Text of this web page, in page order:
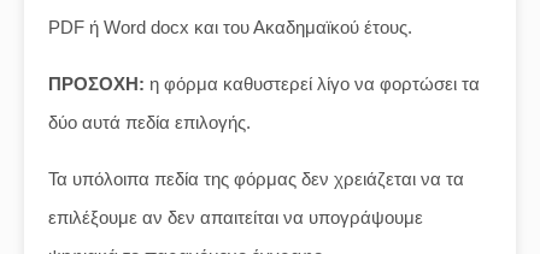
PDF ή Word docx και του Ακαδημαϊκού έτους.
ΠΡΟΣΟΧΗ: η φόρμα καθυστερεί λίγο να φορτώσει τα
δύο αυτά πεδία επιλογής.
Τα υπόλοιπα πεδία της φόρμας δεν χρειάζεται να τα
επιλέξουμε αν δεν απαιτείται να υπογράψουμε